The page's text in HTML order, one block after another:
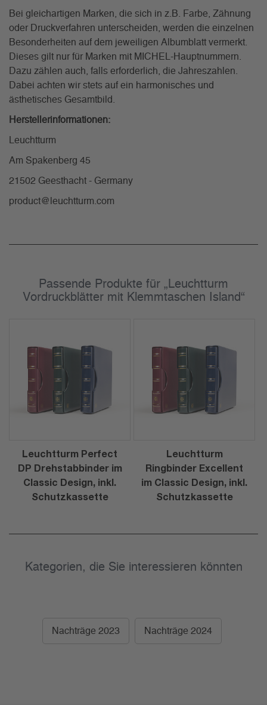
Bei gleichartigen Marken, die sich in z.B. Farbe, Zähnung
oder Druckverfahren unterscheiden, werden die einzelnen
Besonderheiten auf dem jeweiligen Albumblatt vermerkt.
Dieses gilt nur für Marken mit MICHEL-Hauptnummern.
Dazu zählen auch, falls erforderlich, die Jahreszahlen.
Dabei achten wir stets auf ein harmonisches und
ästhetisches Gesamtbild.
Herstellerinformationen:
Leuchtturm
Am Spakenberg 45
21502 Geesthacht - Germany
product@leuchtturm.com
Passende Produkte für „Leuchtturm
Vordruckblätter mit Klemmtaschen Island“
Leuchtturm Perfect
DP Drehstabbinder im
Classic Design, inkl.
Schutzkassette
Leuchtturm
Ringbinder Excellent
im Classic Design, inkl.
Schutzkassette
Kategorien, die Sie interessieren könnten
Nachträge 2023 Nachträge 2024